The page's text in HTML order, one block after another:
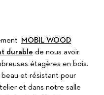
MOBIL WOOD
durable de nous avoir
étagères en bois.
et résistant pour
et dans notre salle